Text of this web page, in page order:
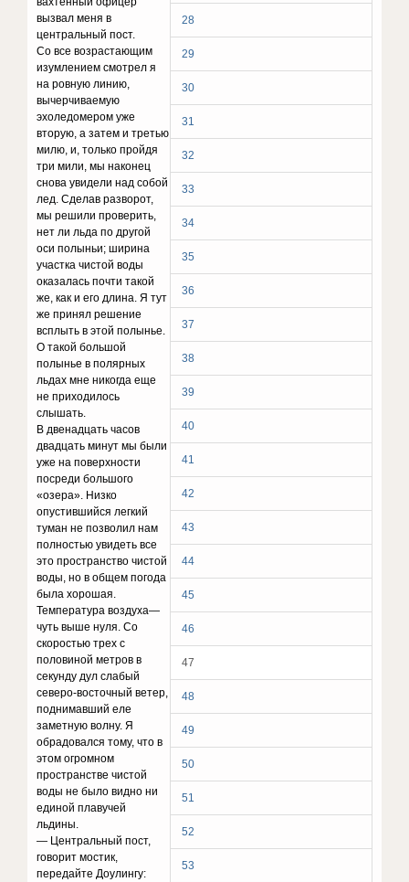
28
29
30
31
32
33
34
35
36
37
38
39
40
41
42
43
44
45
46
47
48
49
50
51
52
53
вызвал меня в
центральный пост.
Со все возрастающим
изумлением смотрел я
на ровную линию,
вычерчиваемую
эхоледомером уже
вторую, а затем и третью
милю, и, только пройдя
три мили, мы наконец
снова увидели над собой
лед. Сделав разворот,
мы решили проверить,
нет ли льда по другой
оси полыньи; ширина
участка чистой воды
оказалась почти такой
же, как и его длина. Я тут
же принял решение
всплыть в этой полынье.
О такой большой
полынье в полярных
льдах мне никогда еще
не приходилось
слышать.
В двенадцать часов
двадцать минут мы были
уже на поверхности
посреди большого
«озера». Низко
опустившийся легкий
туман не позволил нам
полностью увидеть все
это пространство чистой
воды, но в общем погода
была хорошая.
Температура воздуха—
чуть выше нуля. Со
скоростью трех с
половиной метров в
секунду дул слабый
северо-восточный ветер,
поднимавший еле
заметную волну. Я
обрадовался тому, что в
этом огромном
пространстве чистой
воды не было видно ни
единой плавучей
льдины.
— Центральный пост,
говорит мостик,
передайте Доулингу: